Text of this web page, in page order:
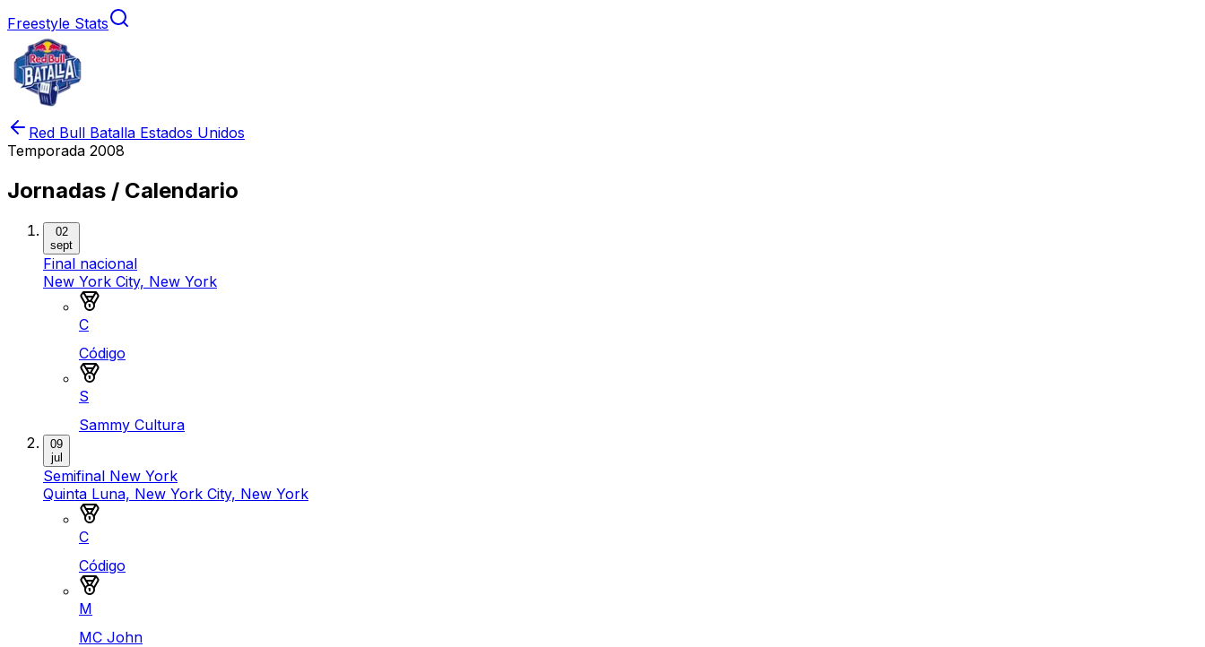
Freestyle Stats
Red Bull Batalla Estados Unidos
Temporada 2008
Jornadas / Calendario
02
sept
Final nacional
New York City, New York
C
Código
S
Sammy Cultura
09
jul
Semifinal New York
Quinta Luna, New York City, New York
C
Código
M
MC John